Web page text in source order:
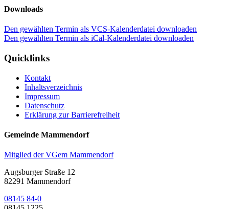
Downloads
Den gewählten Termin als VCS-Kalenderdatei downloaden
Den gewählten Termin als iCal-Kalenderdatei downloaden
Quicklinks
Kontakt
Inhaltsverzeichnis
Impressum
Datenschutz
Erklärung zur Barrierefreiheit
Gemeinde Mammendorf
Mitglied der VGem Mammendorf
Augsburger Straße 12
82291 Mammendorf
08145 84-0